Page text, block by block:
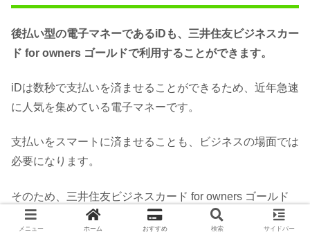
後払い型の電子マネーであるiDも、三井住友ビジネスカー
ド for owners ゴールドで利用することができます。
iDは数秒で支払いを済ませることができるため、近年急速
に人気を集めている電子マネーです。
支払いをスマートに済ませることも、ビジネスの場面では
必要になります。
そのため、三井住友ビジネスカード for owners ゴールド
に付帯する三井住友カードiDの存在は大きいものになるで
しょう。
メニュー ホーム おすすめ 検索 サイドバー